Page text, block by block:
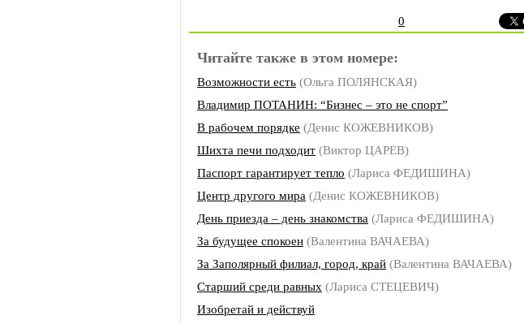
0
Читайте также в этом номере:
Возможности есть (Ольга ПОЛЯНСКАЯ)
Владимир ПОТАНИН: “Бизнес – это не спорт”
В рабочем порядке (Денис КОЖЕВНИКОВ)
Шихта печи подходит (Виктор ЦАРЕВ)
Паспорт гарантирует тепло (Лариса ФЕДИШИНА)
Центр другого мира (Денис КОЖЕВНИКОВ)
День приезда – день знакомства (Лариса ФЕДИШИНА)
За будущее спокоен (Валентина ВАЧАЕВА)
За Заполярный филиал, город, край (Валентина ВАЧАЕВА)
Старший среди равных (Лариса СТЕЦЕВИЧ)
Изобретай и действуй